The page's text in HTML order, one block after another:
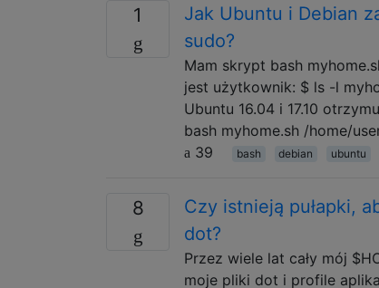
1
Jak Ubuntu i Debian
sudo?
Mam skrypt bash
jest użytkownik: $ ls -l
Ubuntu 16.04 i 17.10
bash myhome.sh /home/
39
bash debian ubuntu
8
Czy istnieją pułapki,
dot?
Przez wiele lat cały mój
moje pliki dot i profile